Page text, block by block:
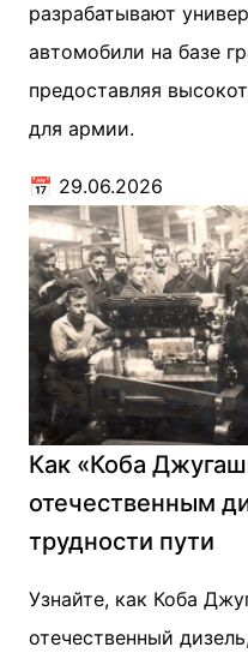
разрабатывают
автомобили на базе
предоставляя
для армии.
📅 29.06.2026
Как «Коба
отечественным
трудности пути
Узнайте, как Коба
отечественный